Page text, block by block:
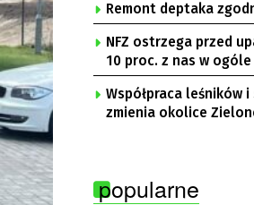
Remont deptaka
NFZ ostrzega przed
10 proc. z nas w
Współpraca leśników i
zmienia okolice
popularne